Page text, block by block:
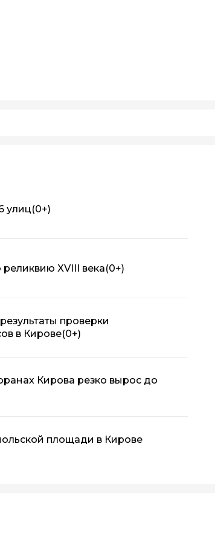
улиц(0+)
XVIII века(0+)
проверки
в Кирове(0+)
Кирова резко вырос до
площади в Кирове